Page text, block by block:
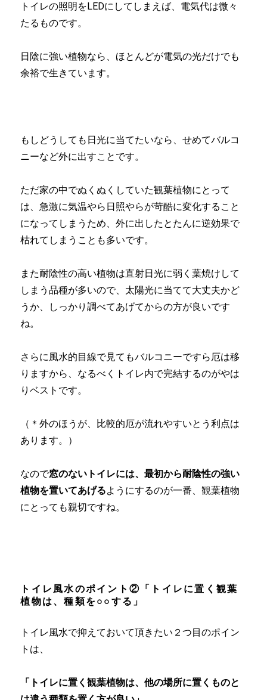
トイレの照明をLEDにしてしまえば、電気代は微々
たるものです。
日陰に強い植物なら、ほとんどが電気の光だけでも
余裕で生きています。
もしどうしても日光に当てたいなら、せめてバルコ
ニーなど外に出すことです。
ただ家の中でぬくぬくしていた観葉植物にとって
は、急激に気温やら日照やらが苛酷に変化すること
になってしまうため、外に出したとたんに逆効果で
枯れてしまうことも多いです。
また耐陰性の高い植物は直射日光に弱く葉焼けして
しまう品種が多いので、太陽光に当てて大丈夫かど
うか、しっかり調べてあげてからの方が良いです
ね。
さらに風水的目線で見てもバルコニーですら厄は移
りますから、なるべくトイレ内で完結するのがやは
りベストです。
（＊外のほうが、比較的厄が流れやすいとう利点は
あります。）
なので窓のないトイレには、最初から耐陰性の強い
植物を置いてあげるようにするのが一番、観葉植物
にとっても親切ですね。
トイレ風水のポイント②「トイレに置く観葉
植物は、種類を○○する」
トイレ風水で抑えておいて頂きたい２つ目のポイン
トは、
「トイレに置く観葉植物は、他の場所に置くものと